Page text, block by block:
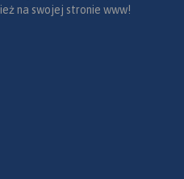
na swojej stronie www!